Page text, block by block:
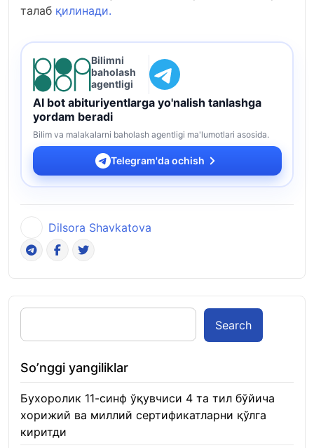
талаб қилинади.
Bilimni
baholash
agentligi
AI bot abituriyentlarga yo'nalish tanlashga
yordam beradi
Bilim va malakalarni baholash agentligi ma'lumotlari asosida.
Telegram'da ochish
Dilsora Shavkatova
Search
So’nggi yangiliklar
Бухоролик 11-синф ўқувчиси 4 та тил бўйича
хорижий ва миллий сертификатларни қўлга
киритди